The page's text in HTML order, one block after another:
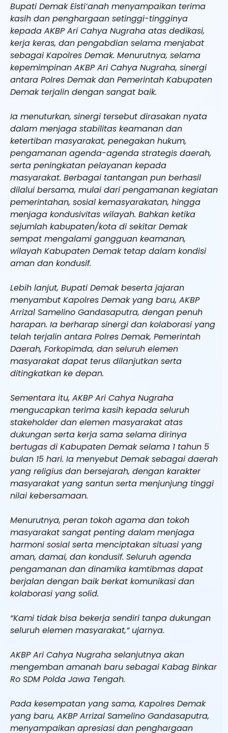
Bupati Demak Eisti’anah menyampaikan terima
kasih dan penghargaan setinggi-tingginya
kepada AKBP Ari Cahya Nugraha atas dedikasi,
kerja keras, dan pengabdian selama menjabat
sebagai Kapolres Demak. Menurutnya, selama
kepemimpinan AKBP Ari Cahya Nugraha, sinergi
antara Polres Demak dan Pemerintah Kabupaten
Demak terjalin dengan sangat baik.
Ia menuturkan, sinergi tersebut dirasakan nyata
dalam menjaga stabilitas keamanan dan
ketertiban masyarakat, penegakan hukum,
pengamanan agenda-agenda strategis daerah,
serta peningkatan pelayanan kepada
masyarakat. Berbagai tantangan pun berhasil
dilalui bersama, mulai dari pengamanan kegiatan
pemerintahan, sosial kemasyarakatan, hingga
menjaga kondusivitas wilayah. Bahkan ketika
sejumlah kabupaten/kota di sekitar Demak
sempat mengalami gangguan keamanan,
wilayah Kabupaten Demak tetap dalam kondisi
aman dan kondusif.
Lebih lanjut, Bupati Demak beserta jajaran
menyambut Kapolres Demak yang baru, AKBP
Arrizal Samelino Gandasaputra, dengan penuh
harapan. Ia berharap sinergi dan kolaborasi yang
telah terjalin antara Polres Demak, Pemerintah
Daerah, Forkopimda, dan seluruh elemen
masyarakat dapat terus dilanjutkan serta
ditingkatkan ke depan.
Sementara itu, AKBP Ari Cahya Nugraha
mengucapkan terima kasih kepada seluruh
stakeholder dan elemen masyarakat atas
dukungan serta kerja sama selama dirinya
bertugas di Kabupaten Demak selama 1 tahun 5
bulan 15 hari. Ia menyebut Demak sebagai daerah
yang religius dan bersejarah, dengan karakter
masyarakat yang santun serta menjunjung tinggi
nilai kebersamaan.
Menurutnya, peran tokoh agama dan tokoh
masyarakat sangat penting dalam menjaga
harmoni sosial serta menciptakan situasi yang
aman, damai, dan kondusif. Seluruh agenda
pengamanan dan dinamika kamtibmas dapat
berjalan dengan baik berkat komunikasi dan
kolaborasi yang solid.
“Kami tidak bisa bekerja sendiri tanpa dukungan
seluruh elemen masyarakat,” ujarnya.
AKBP Ari Cahya Nugraha selanjutnya akan
mengemban amanah baru sebagai Kabag Binkar
Ro SDM Polda Jawa Tengah.
Pada kesempatan yang sama, Kapolres Demak
yang baru, AKBP Arrizal Samelino Gandasaputra,
menyampaikan apresiasi dan penghargaan